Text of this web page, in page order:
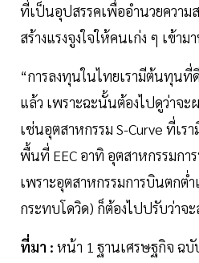
ที่เป็นอุปสรรคเพื่ออำนวยความ
สร้างแรงจูงใจให้คนเก่ง ๆ เข้า
“การลงทุนในไทยเรามีต้นทุน
แล้ว เพราะฉะนั้นต้องไปดูว่าจะ
เช่นอุตสาหกรรม S-Curve ที่เร
พื้นที่ EEC อาทิ อุตสาหกรรมกา
เพราะอุตสาหกรรมการบินตกต่
กระทบโดวิด) ก็ต้องไปปรับว่าจะ
ที่มา : หน้า 1 ฐานเศรษฐกิจ ฉ